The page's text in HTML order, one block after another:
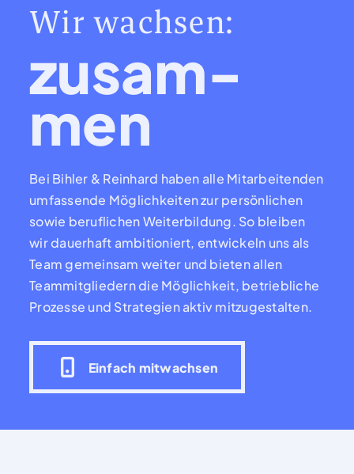
Wir wachsen:
zusam-
men
Bei Bihler & Reinhard haben alle Mitarbeitenden
umfassende Möglichkeiten zur persönlichen
sowie beruflichen Weiterbildung. So bleiben
wir dauerhaft ambitioniert, entwickeln uns als
Team gemeinsam weiter und bieten allen
Teammitgliedern die Möglichkeit, betriebliche
Prozesse und Strategien aktiv mitzugestalten.
Einfach mitwachsen